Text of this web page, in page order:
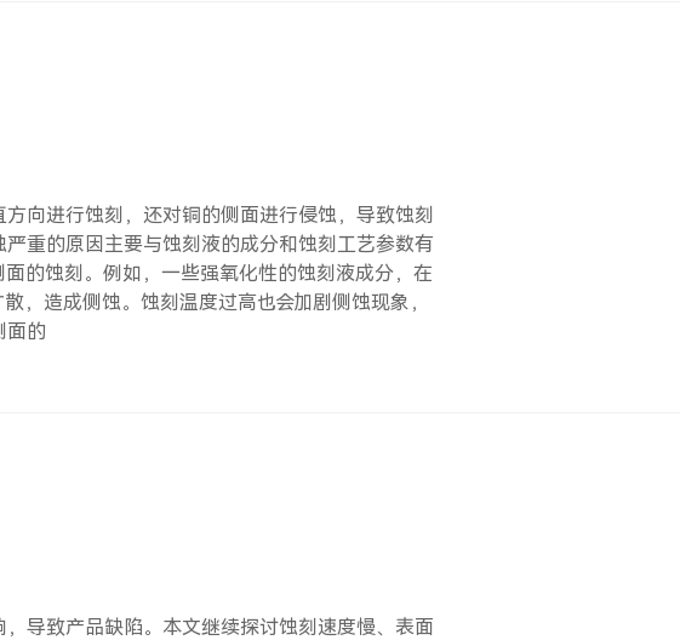
向进行蚀刻，还对铜的侧面进行侵蚀，导致蚀刻
重的原因主要与蚀刻液的成分和蚀刻工艺参数有
的蚀刻。例如，一些强氧化性的蚀刻液成分，在
，造成侧蚀。蚀刻温度过高也会加剧侧蚀现象，
面的
导致产品缺陷。本文继续探讨蚀刻速度慢、表面